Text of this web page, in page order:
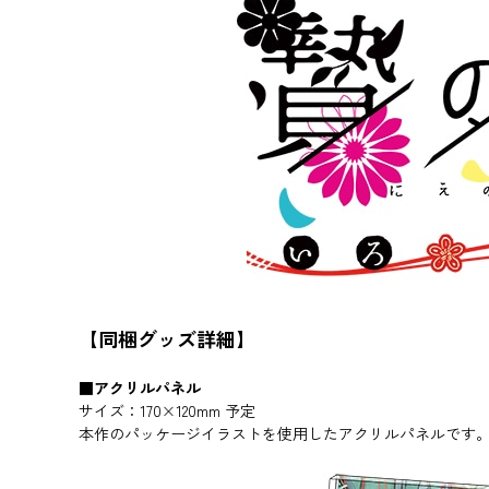
【同梱グッズ詳細】
■アクリルパネル
サイズ：170×120mm 予定
本作のパッケージイラストを使用したアクリルパネルです